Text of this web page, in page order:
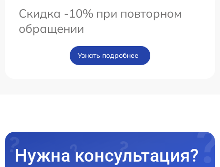
Скидка -10% при повторном
обращении
Узнать подробнее
Нужна консультация?